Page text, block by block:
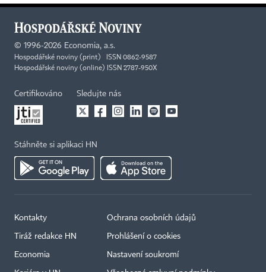
© 1996-2026 Economia, a.s.
Hospodářské noviny (print) ISSN 0862-9587
Hospodářské noviny (online) ISSN 2787-950X
Certifikováno Sledujte nás
Stáhněte si aplikaci HN
Kontakty
Tiráž redakce HN
Economia
Ochrana osobních údajů
Prohlášení o cookies
Nastavení soukromí